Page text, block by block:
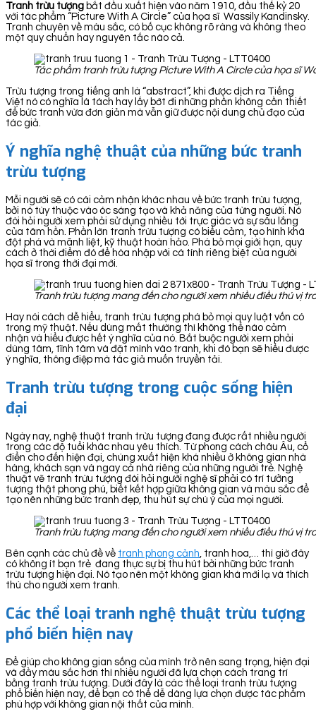
Tranh trừu tượng bắt đầu xuất hiện vào năm 1910, đầu thế kỷ 20
với tác phẩm “Picture With A Circle” của họa sĩ Wassily Kandinsky.
Tranh chuyên về màu sắc, có bố cục không rõ ràng và không theo
một quy chuẩn hay nguyên tắc nào cả.
Tác phẩm tranh trừu tượng Picture With A Circle của họa sĩ
Trừu tượng trong tiếng anh là “abstract”, khi được dịch ra Tiếng
Việt nó có nghĩa là tách hay lấy bớt đi những phần không cần thiết
để bức tranh vừa đơn giản mà vẫn giữ được nội dung chủ đạo của
tác giả.
Ý nghĩa nghệ thuật của những bức tranh
trừu tượng
Mỗi người sẽ có cái cảm nhận khác nhau về bức tranh trừu tượng,
bởi nó tùy thuộc vào óc sáng tạo và khả năng của từng người. Nó
đòi hỏi người xem phải sử dụng nhiều tới trực giác và sự sâu lắng
của tâm hồn. Phần lớn tranh trừu tượng có biểu cảm, tạo hình khá
đột phá và mãnh liệt, kỹ thuật hoàn hảo. Phá bỏ mọi giới hạn, quy
cách ở thời điểm đó để hòa nhập với cá tính riêng biệt của người
họa sĩ trong thời đại mới.
Tranh trừu tượng mang đến cho người xem nhiều điều thú vị
Hay nói cách dễ hiểu, tranh trừu tượng phá bỏ mọi quy luật vốn có
trong mỹ thuật. Nếu dùng mắt thường thì không thể nào cảm
nhận và hiểu được hết ý nghĩa của nó. Bắt buộc người xem phải
dùng tâm, tĩnh tâm và đặt mình vào tranh, khi đó bạn sẽ hiểu được
ý nghĩa, thông điệp mà tác giả muốn truyền tải.
Tranh trừu tượng trong cuộc sống hiện
đại
Ngày nay, nghệ thuật tranh trừu tượng đang được rất nhiều người
trong các độ tuổi khác nhau yêu thích. Từ phong cách châu Âu, cổ
điển cho đến hiện đại, chúng xuất hiện khá nhiều ở không gian nhà
hàng, khách sạn và ngay cả nhà riêng của những người trẻ. Nghệ
thuật vẽ tranh trừu tượng đòi hỏi người nghệ sĩ phải có trí tưởng
tượng thật phong phú, biết kết hợp giữa không gian và màu sắc để
tạo nên những bức tranh đẹp, thu hút sự chú ý của mọi người.
Tranh trừu tượng mang đến cho người xem nhiều điều thú vị
Bên cạnh các chủ đề về tranh phong cảnh , tranh hoa,… thì giờ đây
có không ít bạn trẻ đang thực sự bị thu hút bởi những bức tranh
trừu tượng hiện đại. Nó tạo nên một không gian khá mới lạ và thích
thú cho người xem tranh.
Các thể loại tranh nghệ thuật trừu tượng
phổ biến hiện nay
Để giúp cho không gian sống của mình trở nên sang trọng, hiện đại
và đầy màu sắc hơn thì nhiều người đã lựa chọn cách trang trí
bằng tranh trừu tượng. Dưới đây là các thể loại tranh trừu tượng
phổ biến hiện nay, để bạn có thể dễ dàng lựa chọn được tác phẩm
phù hợp với không gian nội thất của mình.